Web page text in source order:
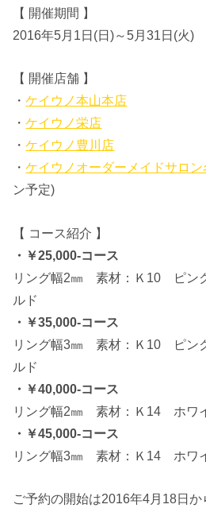
【 開催期間 】
2016年5月1日(日)～5月31日(火)
【 開催店舗 】
・ケイウノ本山本店
・ケイウノ栄店
・ケイウノ豊川店
・ケイウノオーダーメイドサロン
ン予定)
【 コース紹介 】
・￥25,000-コース
リング幅2㎜ 素材：Ｋ10 ピン
ルド
・￥35,000-コース
リング幅3㎜ 素材：Ｋ10 ピン
ルド
・￥40,000-コース
リング幅2㎜ 素材：Ｋ14 ホワ
・￥45,000-コース
リング幅3㎜ 素材：Ｋ14 ホワ
ご予約の開始は2016年4月18日か